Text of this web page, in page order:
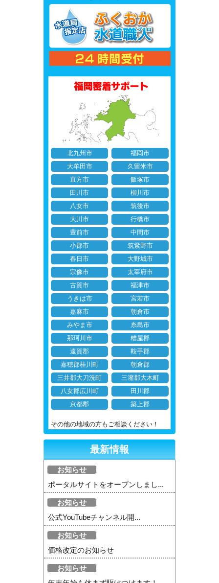
北九州市
福岡市
大牟田市
久留米市
直方市
飯塚市
田川市
柳川市
八女市
筑後市
大川市
行橋市
豊前市
中間市
小郡市
筑紫野市
春日市
大野城市
宗像市
太宰府市
古賀市
福津市
うきは市
宮若市
嘉麻市
朝倉市
みやま市
糸島市
那珂川市
糟屋郡
遠賀郡
鞍手郡
嘉穂郡桂川町
朝倉郡
三井郡大刀洗町
三潴郡大木町
八女郡広川町
田川郡
京都郡
築上郡
その他の地域の方もご相談ください！
最新情報
お知らせ
ポータルサイトをオープンしまし...
お知らせ
公式YouTubeチャンネル開...
お知らせ
価格改定のお知らせ
お知らせ